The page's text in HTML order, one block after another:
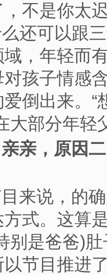
不是你太
可以跟三
，年轻而
孩子情感
倒出来。“
在大部分
亲，原因
来说，的
式。这算
别是爸爸)
节目推进